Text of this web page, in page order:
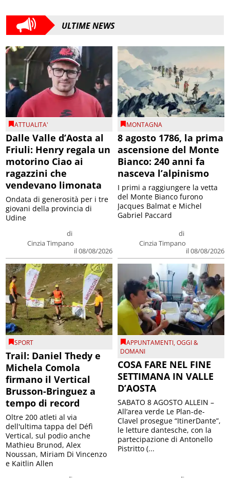
ULTIME NEWS
ATTUALITA'
Dalle Valle d’Aosta al
Friuli: Henry regala un
motorino Ciao ai
ragazzini che
vendevano limonata
di
Cinzia Timpano
il 08/08/2026
Ondata di generosità per i tre
giovani della provincia di
Udine
MONTAGNA
8 agosto 1786, la prima
ascensione del Monte
Bianco: 240 anni fa
nasceva l’alpinismo
di
Cinzia Timpano
il 08/08/2026
I primi a raggiungere la vetta
del Monte Bianco furono
Jacques Balmat e Michel
Gabriel Paccard
SPORT
Trail: Daniel Thedy e
Michela Comola
firmano il Vertical
Brusson-Bringuez a
tempo di record
Oltre 200 atleti al via
dell'ultima tappa del Défì
Vertical, sul podio anche
Mathieu Brunod, Alex
Noussan, Miriam Di Vincenzo
e Kaitlin Allen
APPUNTAMENTI,OGGI &
DOMANI
COSA FARE NEL FINE
SETTIMANA IN VALLE
D’AOSTA
SABATO 8 AGOSTO ALLEIN –
All’area verde Le Plan-de-
Clavel prosegue “ItinerDante”,
le letture dantesche, con la
partecipazione di Antonello
Pistritto (...